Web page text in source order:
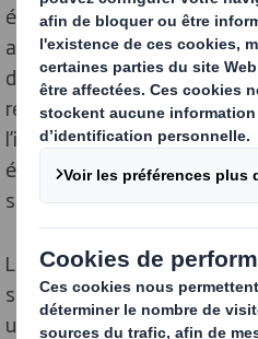
élément en magasin que
acquis : les porte-étiquettes
d’étagère, appelésshelf-
reconnu que ces supports
l’industrie de la PLV
équipements permanents
solution rapide et simple
Le problème avec les porte-
sont largement acceptés
utiliser pour afficher les prix